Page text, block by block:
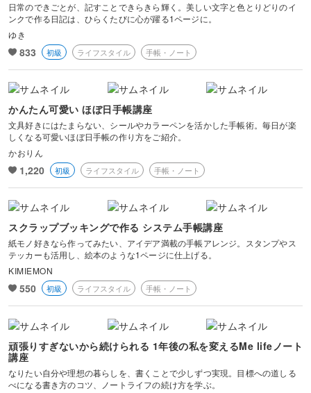
日常のできごとが、記すことできらきら輝く。美しい文字と色とりどりのイ
ンクで作る日記は、ひらくたびに心が躍る1ページに。
ゆき
833 初級 ライフスタイル 手帳・ノート
かんたん可愛い ほぼ日手帳講座
文具好きにはたまらない、シールやカラーペンを活かした手帳術。毎日が楽
しくなる可愛いほぼ日手帳の作り方をご紹介。
かおりん
1,220 初級 ライフスタイル 手帳・ノート
スクラップブッキングで作る システム手帳講座
紙モノ好きなら作ってみたい、アイデア満載の手帳アレンジ。スタンプやス
テッカーも活用し、絵本のような1ページに仕上げる。
KIMIEMON
550 初級 ライフスタイル 手帳・ノート
頑張りすぎないから続けられる 1年後の私を変えるMe lifeノート
講座
なりたい自分や理想の暮らしを、書くことで少しずつ実現。目標への道しる
べになる書き方のコツ、ノートライフの続け方を学ぶ。